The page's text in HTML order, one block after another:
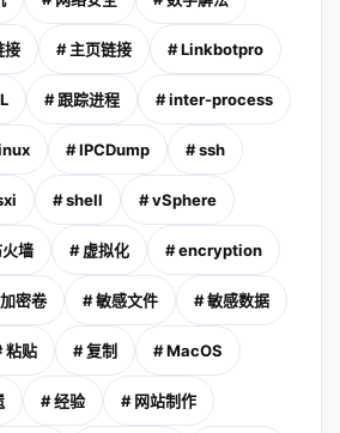
接 # 主页链接 # Linkbotpro
# 跟踪进程 # inter-process
# IPCDump # ssh
# shell # vSphere
墙 # 虚拟化 # encryption
密卷 # 敏感文件 # 敏感数据
粘贴 # 复制 # MacOS
# 经验 # 网站制作